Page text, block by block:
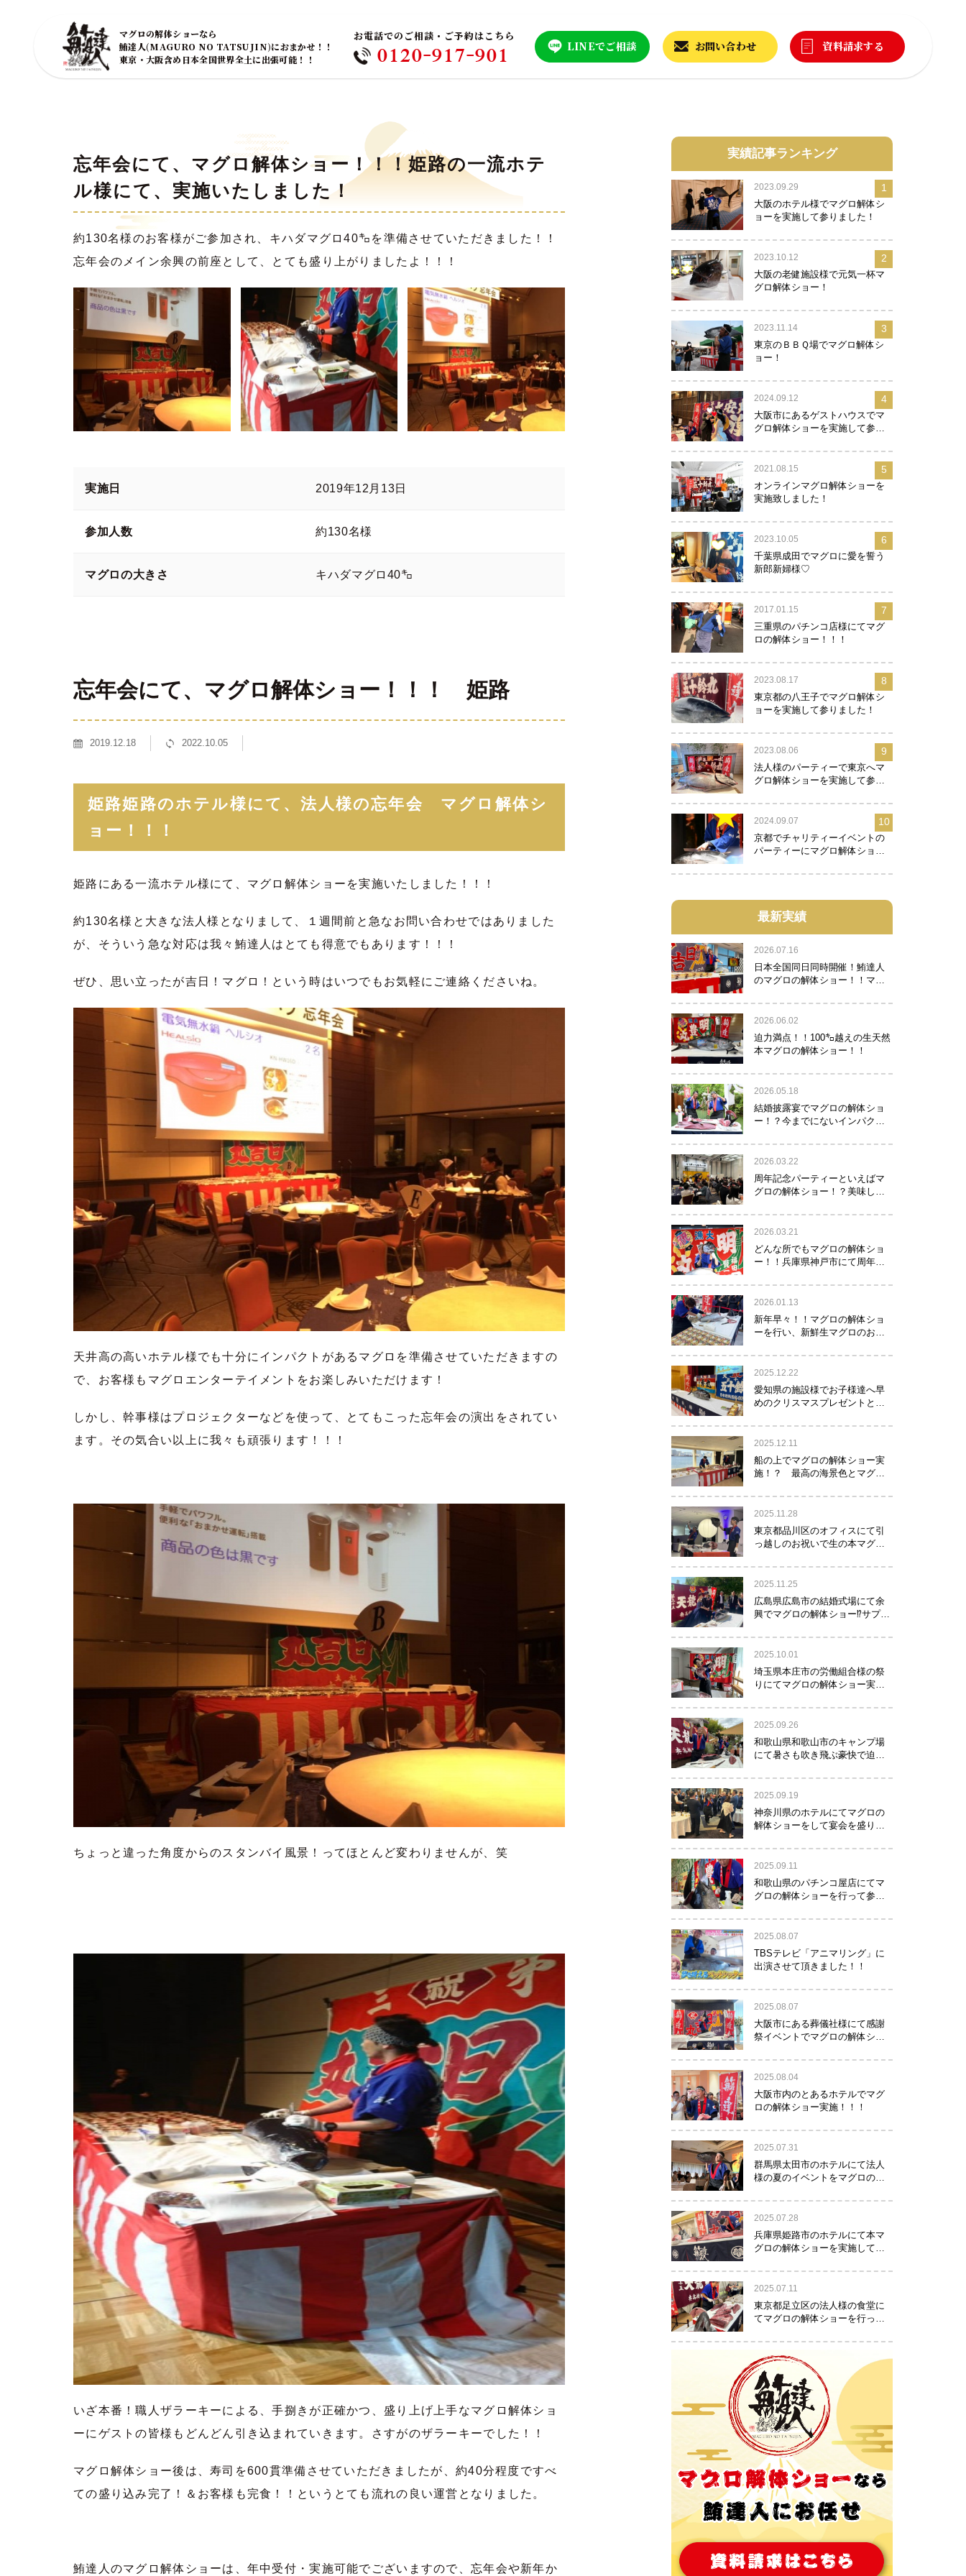
マグロの解体ショーなら
鮪達人(MAGURO NO TATSUJIN)におまかせ！！
東京・大阪含め日本全国世界全土に出張可能！！
お電話でのご相談・ご予約はこちら
0120-917-901 LINEでご相談 お問い合わせ 資料請求する
忘年会にて、マグロ解体ショー！！！姫路の一流ホテ
ル様にて、実施いたしました！
約130名様のお客様がご参加され、キハダマグロ40㌔を準備させていただきました！！
忘年会のメイン余興の前座として、とても盛り上がりましたよ！！！
実施日 2019年12月13日
参加人数 約130名様
マグロの大きさ キハダマグロ40㌔
忘年会にて、マグロ解体ショー！！！ 姫路
2019.12.18 2022.10.05
姫路姫路のホテル様にて、法人様の忘年会 マグロ解体シ
ョー！！！
姫路にある一流ホテル様にて、マグロ解体ショーを実施いたしました！！！
約130名様と大きな法人様となりまして、１週間前と急なお問い合わせではありました
が、そういう急な対応は我々鮪達人はとても得意でもあります！！！
ぜひ、思い立ったが吉日！マグロ！という時はいつでもお気軽にご連絡くださいね。
天井高の高いホテル様でも十分にインパクトがあるマグロを準備させていただきますの
で、お客様もマグロエンターテイメントをお楽しみいただけます！
しかし、幹事様はプロジェクターなどを使って、とてもこった忘年会の演出をされてい
ます。その気合い以上に我々も頑張ります！！！
ちょっと違った角度からのスタンバイ風景！ってほとんど変わりませんが、笑
いざ本番！職人ザラーキーによる、手捌きが正確かつ、盛り上げ上手なマグロ解体ショ
ーにゲストの皆様もどんどん引き込まれていきます。さすがのザラーキーでした！！
マグロ解体ショー後は、寿司を600貫準備させていただきましたが、約40分程度ですべ
ての盛り込み完了！＆お客様も完食！！というとても流れの良い運営となりました。
鮪達人のマグロ解体ショーは、年中受付・実施可能でございますので、忘年会や新年か
実績記事ランキング
2023.09.29
大阪のホテル様でマグロ解体シ
ョーを実施して参りました！
1
2023.10.12
大阪の老健施設様で元気一杯マ
グロ解体ショー！
2
2023.11.14
東京のＢＢＱ場でマグロ解体シ
ョー！
3
2024.09.12
大阪市にあるゲストハウスでマ
グロ解体ショーを実施して参り
4
2021.08.15
オンラインマグロ解体ショーを
実施致しました！
5
2023.10.05
千葉県成田でマグロに愛を誓う
新郎新婦様♡
6
2017.01.15
三重県のパチンコ店様にてマグ
ロの解体ショー！！！
7
2023.08.17
東京都の八王子でマグロ解体シ
ョーを実施して参りました！
8
2023.08.06
法人様のパーティーで東京へマ
グロ解体ショーを実施して参り
9
2024.09.07
京都でチャリティーイベントの
パーティーにマグロ解体ショー
10
最新実績
2026.07.16
日本全国同日同時開催！鮪達人
のマグロの解体ショー！！マグ
2026.06.02
迫力満点！！100㌔越えの生天然
本マグロの解体ショー！！
2026.05.18
結婚披露宴でマグロの解体ショ
ー！？今までにないインパクト
スメ！！
2026.03.22
周年記念パーティーといえばマ
グロの解体ショー！？美味し
2026.03.21
どんな所でもマグロの解体ショ
ー！！兵庫県神戸市にて周年記
て参りました！！
2026.01.13
新年早々！！マグロの解体ショ
ーを行い、新鮮生マグロのお寿
舞い！！！
2025.12.22
愛知県の施設様でお子様達へ早
めのクリスマスプレゼントとし
施！？
2025.12.11
船の上でマグロの解体ショー実
施！？ 最高の海景色とマグロ
2025.11.28
東京都品川区のオフィスにて引
っ越しのお祝いで生の本マグロ
体ショーを行いお祝いしてまい
りました
2025.11.25
広島県広島市の結婚式場にて余
興でマグロの解体ショー⁉サプラ
場！！！
2025.10.01
埼玉県本庄市の労働組合様の祭
りにてマグロの解体ショー実施
2025.09.26
和歌山県和歌山市のキャンプ場
にて暑さも吹き飛ぶ豪快で迫力
しました。
2025.09.19
神奈川県のホテルにてマグロの
解体ショーをして宴会を盛り上
た。
2025.09.11
和歌山県のパチンコ屋店にてマ
グロの解体ショーを行って参り
2025.08.07
TBSテレビ「アニマリング」に
出演させて頂きました！！
2025.08.07
大阪市にある葬儀社様にて感謝
祭イベントでマグロの解体ショ
2025.08.04
大阪市内のとあるホテルでマグ
ロの解体ショー実施！！！
2025.07.31
群馬県太田市のホテルにて法人
様の夏のイベントをマグロの解
た！！
2025.07.28
兵庫県姫路市のホテルにて本マ
グロの解体ショーを実施して参
2025.07.11
東京都足立区の法人様の食堂に
てマグロの解体ショーを行って